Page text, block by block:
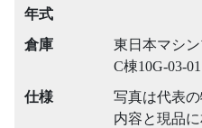
年式
倉庫
東日本マシ
C棟10G-03-01
仕様
写真は代表
内容と現品